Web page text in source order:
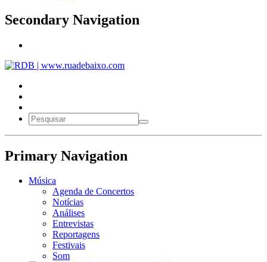
Secondary Navigation
Primary Navigation
Música
Agenda de Concertos
Notícias
Análises
Entrevistas
Reportagens
Festivais
Som